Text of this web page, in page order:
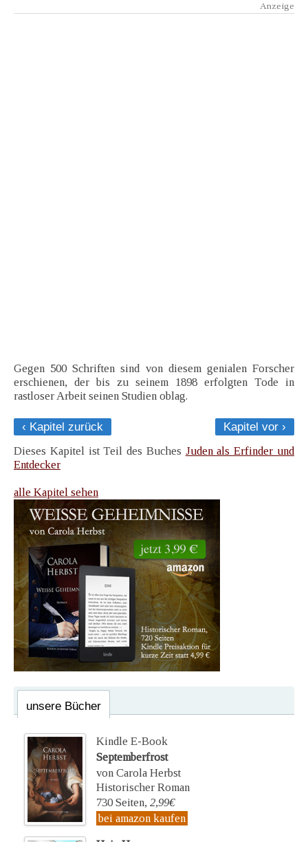
Gegen 500 Schriften sind von diesem genialen Forscher
erschienen, der bis zu seinem 1898 erfolgten Tode in
rastloser Arbeit seinen Studien oblag.
‹ Kapitel zurück
Kapitel vor ›
Dieses Kapitel ist Teil des Buches Juden als Erfinder und
Entdecker
alle Kapitel sehen
unsere Bücher
Kindle E-Book
Septemberfrost
von Carola Herbst
Historischer Roman
730 Seiten, 2,99€
bei amazon kaufen